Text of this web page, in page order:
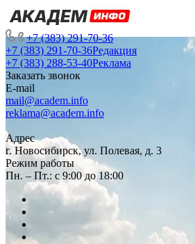
+7 (383) 291-70-36
+7 (383) 291-70-36Редакция
+7 (383) 288-53-40Реклама
Заказать звонок
E-mail
mail@academ.info
reklama@academ.info
Адрес
г. Новосибирск, ул. Полевая, д. 3
Режим работы
Пн. – Пт.: с 9:00 до 18:00